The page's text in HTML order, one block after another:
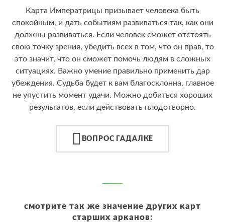
Карта Императрицы призывает человека быть
спокойным, и дать событиям развиваться так, как они
должны развиваться. Если человек сможет отстоять
свою точку зрения, убедить всех в том, что он прав, то
это значит, что он сможет помочь людям в сложных
ситуациях. Важно умение правильно применить дар
убеждения. Судьба будет к вам благосклонна, главное
не упустить момент удачи. Можно добиться хороших
результатов, если действовать плодотворно.
ВОПРОС ГАДАЛКЕ
смотрите так же значение других карт
старших арканов: